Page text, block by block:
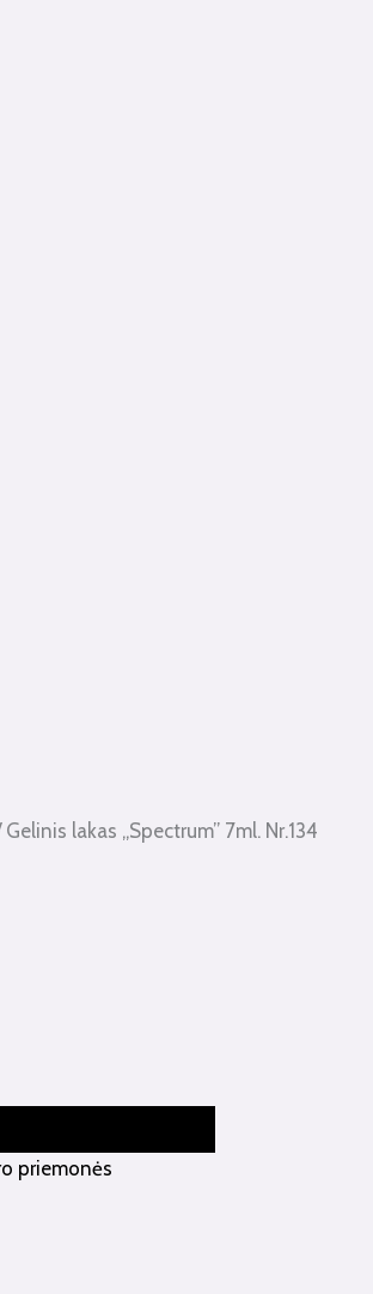
Gelinis lakas „Spectrum” 7ml. Nr.134
priemonės